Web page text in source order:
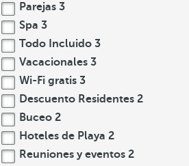
Parejas 3
Spa 3
Todo Incluido 3
Vacacionales 3
Wi-Fi gratis 3
Descuento Residentes 2
Buceo 2
Hoteles de Playa 2
Reuniones y eventos 2